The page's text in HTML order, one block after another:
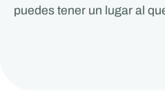
puedes tener un lugar al